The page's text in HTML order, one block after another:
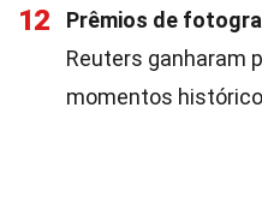
12 Prêmios de
Reuters ganharam
momentos